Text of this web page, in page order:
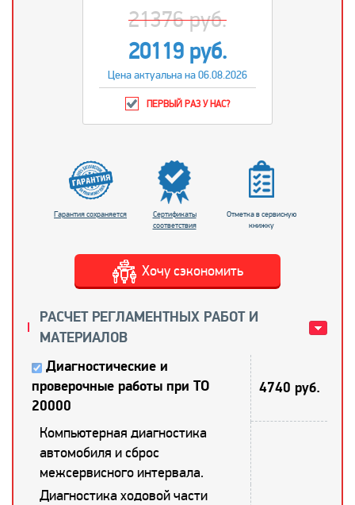
21376 руб.
20119 руб.
Цена актуальна на 06.08.2026
ПЕРВЫЙ РАЗ У НАС?
Гарантия сохраняется
Сертификаты
соответствия
Отметка в сервисную
книжку
Хочу сэкономить
РАСЧЕТ РЕГЛАМЕНТНЫХ РАБОТ И
МАТЕРИАЛОВ
Диагностические и
проверочные работы при ТО
20000
4740 руб.
Компьютерная диагностика
автомобиля и сброс
межсервисного интервала.
Диагностика ходовой части